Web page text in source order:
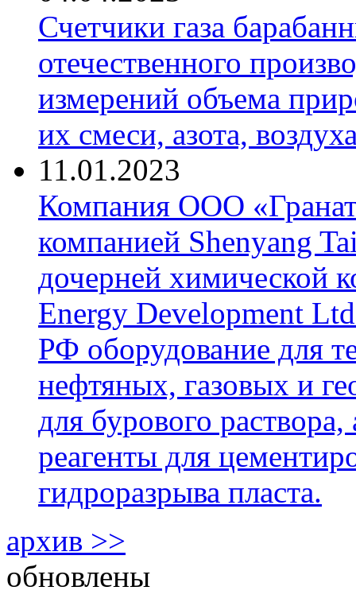
Счетчики газа
отечественного
измерений объема
их смеси, азота,
11.01.2023
Компания ООО
компанией Shenyang
дочерней химической
Energy Development
РФ оборудование для
нефтяных, газовых и
для бурового
реагенты для
гидроразрыва пласта.
архив >>
обновлены